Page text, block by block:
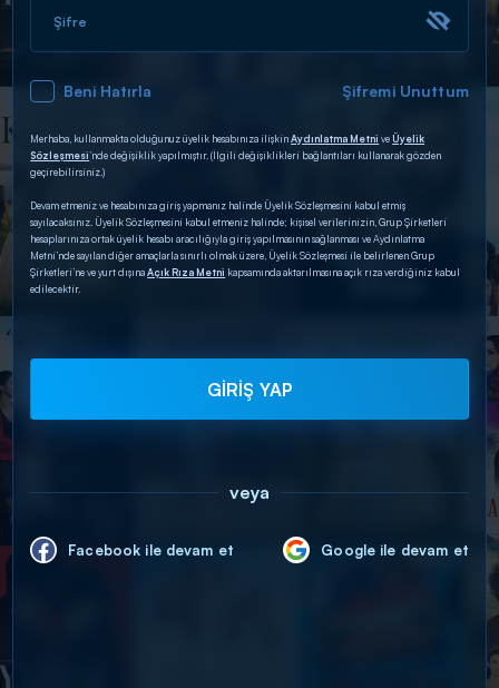
DİĞER SONUÇLAR
Şifre
Beni Hatırla Şifremi Unuttum
Merhaba, kullanmakta olduğunuz üyelik hesabınıza ilişkinAydınlatma Metni veÜyelik
Sözleşmesi’nde değişiklik yapılmıştır. (İlgili değişiklikleri bağlantıları kullanarak gözden
geçirebilirsiniz.)
Devam etmeniz ve hesabınıza giriş yapmanız halinde Üyelik Sözleşmesini kabul etmiş
sayılacaksınız. Üyelik Sözleşmesini kabul etmeniz halinde; kişisel verilerinizin, Grup Şirketleri
hesaplarınıza ortak üyelik hesabı aracılığıyla giriş yapılmasının sağlanması ve Aydınlatma
Metni’nde sayılan diğer amaçlarla sınırlı olmak üzere, Üyelik Sözleşmesi ile belirlenen Grup
Şirketleri’ne ve yurt dışınaAçık Rıza Metni kapsamında aktarılmasına açık rıza verdiğiniz kabul
edilecektir.
GİRİŞ YAP
veya
Facebook ile devam et Google ile devam et